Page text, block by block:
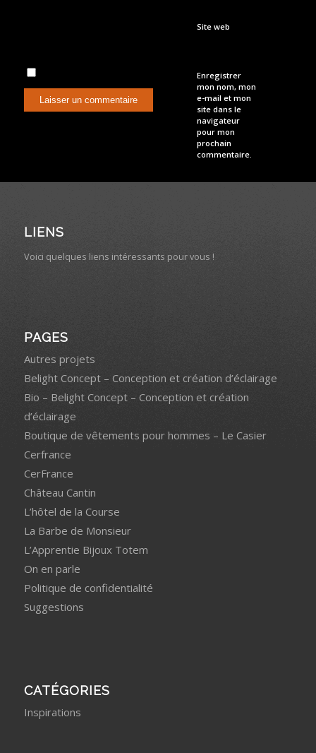
Site web
Enregistrer
mon nom, mon
e-mail et mon
site dans le
navigateur
pour mon
prochain
commentaire.
LIENS
Voici quelques liens intéressants pour vous !
PAGES
Autres projets
Belight Concept – Conception et création d’éclairage
Bio – Belight Concept – Conception et création
d’éclairage
Boutique de vêtements pour hommes – Le Casier
Cerfrance
CerFrance
Château Cantin
L’hôtel de la Course
La Barbe de Monsieur
L’Apprentie Bijoux Totem
On en parle
Politique de confidentialité
Suggestions
CATÉGORIES
Inspirations